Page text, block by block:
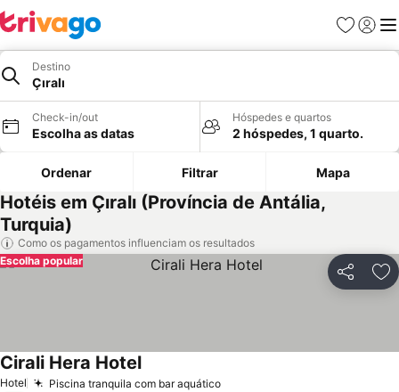
Favoritos
Iniciar
Destino
Çıralı
Check-in/out
Escolha as datas
Hóspedes e quartos
2 hóspedes, 1 quarto.
Ordenar Filtrar Mapa
Hotéis em Çıralı (Província de Antália,
Turquia)
Como os pagamentos influenciam os resultados
Partilhar
Escolha popular
Hotel Piscina tranquila com bar aquático
Cirali Hera Hotel